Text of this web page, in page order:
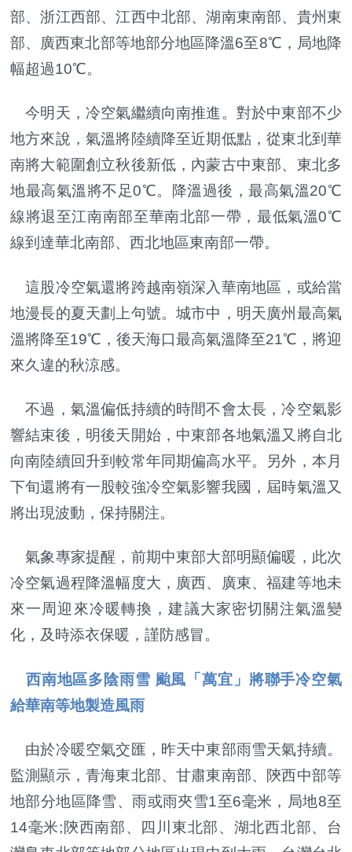
部、浙江西部、江西中北部、湖南東南部、貴州東
部、廣西東北部等地部分地區降溫6至8℃，局地降
幅超過10℃。
今明天，冷空氣繼續向南推進。對於中東部不少
地方來說，氣溫將陸續降至近期低點，從東北到華
南將大範圍創立秋後新低，內蒙古中東部、東北多
地最高氣溫將不足0℃。降溫過後，最高氣溫20℃
線將退至江南南部至華南北部一帶，最低氣溫0℃
線到達華北南部、西北地區東南部一帶。
這股冷空氣還將跨越南嶺深入華南地區，或給當
地漫長的夏天劃上句號。城市中，明天廣州最高氣
溫將降至19℃，後天海口最高氣溫降至21℃，將迎
來久違的秋涼感。
不過，氣溫偏低持續的時間不會太長，冷空氣影
響結束後，明後天開始，中東部各地氣溫又將自北
向南陸續回升到較常年同期偏高水平。另外，本月
下旬還將有一股較強冷空氣影響我國，屆時氣溫又
將出現波動，保持關注。
氣象專家提醒，前期中東部大部明顯偏暖，此次
冷空氣過程降溫幅度大，廣西、廣東、福建等地未
來一周迎來冷暖轉換，建議大家密切關注氣溫變
化，及時添衣保暖，謹防感冒。
西南地區多陰雨雪 颱風「萬宜」將聯手冷空氣
給華南等地製造風雨
由於冷暖空氣交匯，昨天中東部雨雪天氣持續。
監測顯示，青海東北部、甘肅東南部、陝西中部等
地部分地區降雪、雨或雨夾雪1至6毫米，局地8至
14毫米;陝西南部、四川東北部、湖北西北部、台